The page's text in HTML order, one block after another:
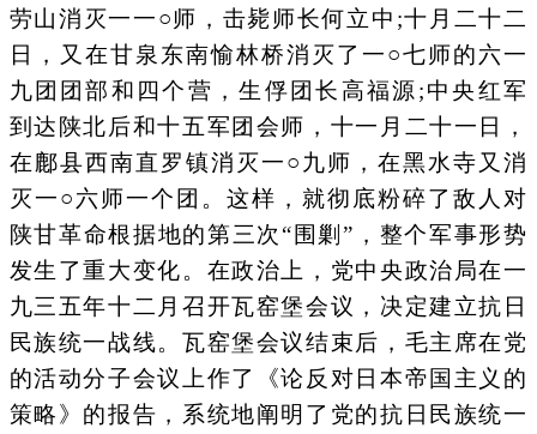
劳山消灭一一○师，击毙师长何立中;十月二十二
日，又在甘泉东南愉林桥消灭了一○七师的六一
九团团部和四个营，生俘团长高福源;中央红军
到达陕北后和十五军团会师，十一月二十一日，
在鄜县西南直罗镇消灭一○九师，在黑水寺又消
灭一○六师一个团。这样，就彻底粉碎了敌人对
陕甘革命根据地的第三次“围剿”，整个军事形势
发生了重大变化。在政治上，党中央政治局在一
九三五年十二月召开瓦窑堡会议，决定建立抗日
民族统一战线。瓦窑堡会议结束后，毛主席在党
的活动分子会议上作了《论反对日本帝国主义的
策略》的报告，系统地阐明了党的抗日民族统一